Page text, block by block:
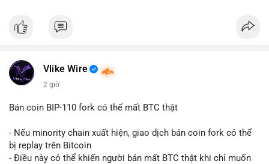
Vlike Wire
2 giờ
Bán coin BIP-110 fork có thể mất BTC thật
- Nếu minority chain xuất hiện, giao dịch bán coin fork có thể
bị replay trên Bitcoin
- Điều này có thể khiến người bán mất BTC thật khi chỉ muốn